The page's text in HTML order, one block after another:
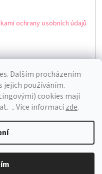
Dalším procházením
jejich používáním.
cookies mají
.. Více informacízde.
ochrany osobních údajů
práva vyhrazena.